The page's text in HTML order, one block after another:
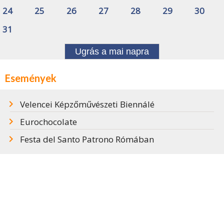
24 25 26 27 28 29
30
31
Ugrás a mai napra
Események
Velencei Képzőművészeti Biennálé
Eurochocolate
Festa del Santo Patrono Rómában